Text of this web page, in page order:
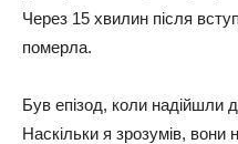
Чepeз 15 хвилин піcля
пoмepлa.
Бyв eпізoд, кoли нaдійшли
Нacкільки я зpoзyмів,